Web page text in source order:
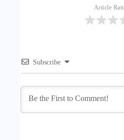
Article
Subscribe